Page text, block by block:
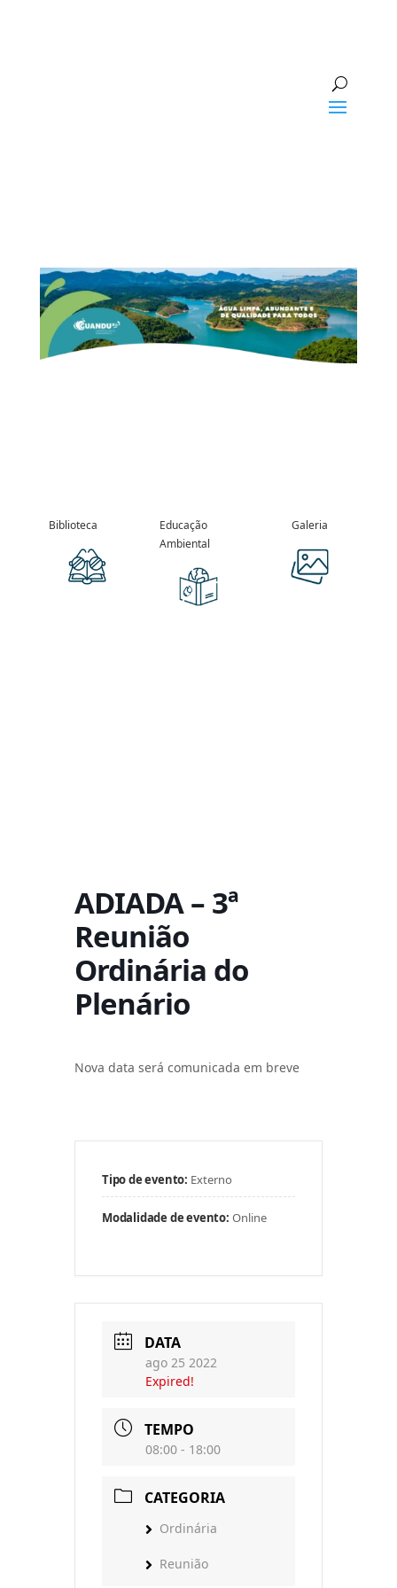
Biblioteca
Educação
Ambiental
Galeria
ADIADA – 3ª
Reunião
Ordinária do
Plenário
Nova data será comunicada em breve
Tipo de evento: Externo
Modalidade de evento: Online
DATA
ago 25 2022
Expired!
TEMPO
08:00 - 18:00
CATEGORIA
Ordinária
Reunião